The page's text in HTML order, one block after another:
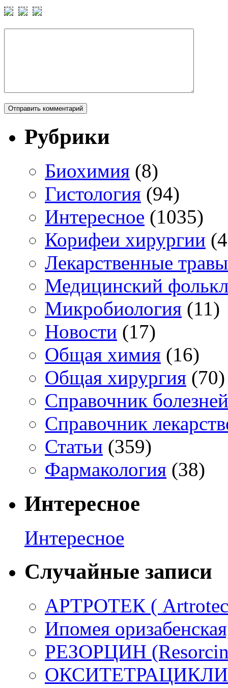
Рубрики
Биохимия (8)
Гистология (94)
Интересное (1035)
Корифеи хирургии
Лекарственные травы
Медицинский
Микробиология (11)
Новости (17)
Общая химия (16)
Общая хирургия (70)
Справочник болезней
Справочник
Статьи (359)
Фармакология (38)
Интересное
Интересное
Случайные записи
АРТРОТЕК (
Ипомея
РЕЗОРЦИН